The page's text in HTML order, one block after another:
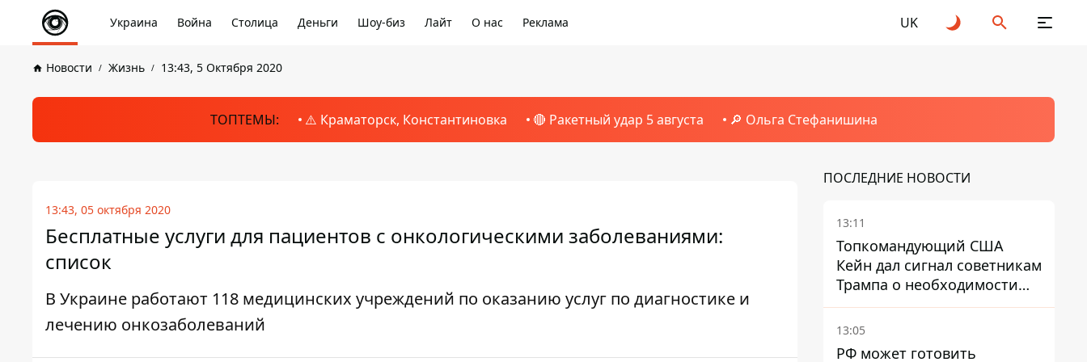
Украина Война Столица Деньги Шоу-биз Лайт О нас Реклама UK
Новости Жизнь 13:43, 5 Октября 2020
ТОПТЕМЫ: ⚠️ Краматорск, Константиновка 🔴 Ракетный удар 5 августа 🔎 Ольга Стефанишина
13:43, 05 октября 2020
Бесплатные услуги для пациентов с онкологическими заболеваниями:
список
В Украине работают 118 медицинских учреждений по оказанию услуг по диагностике и
лечению онкозаболеваний
ПОСЛЕДНИЕ НОВОСТИ
13:11
Топкомандующий США
Кейн дал сигнал советникам
Трампа о необходимости
заканчивать войну с
Ираном – СМИ
13:05
РФ может готовить